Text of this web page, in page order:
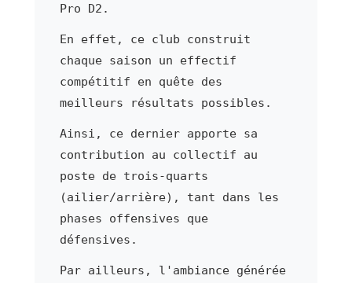
Pro D2.
En effet, ce club construit
chaque saison un effectif
compétitif en quête des
meilleurs résultats possibles.
Ainsi, ce dernier apporte sa
contribution au collectif au
poste de trois-quarts
(ailier/arrière), tant dans les
phases offensives que
défensives.
Par ailleurs, l'ambiance générée